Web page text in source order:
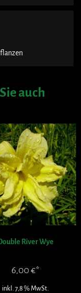
auch
River Wye
6,00 €
inkl. 7,8 % MwSt.